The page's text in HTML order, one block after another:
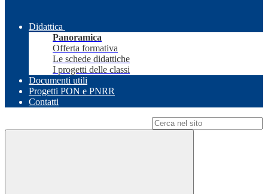
Didattica
Panoramica
Offerta formativa
Le schede didattiche
I progetti delle classi
Documenti utili
Progetti PON e PNRR
Contatti